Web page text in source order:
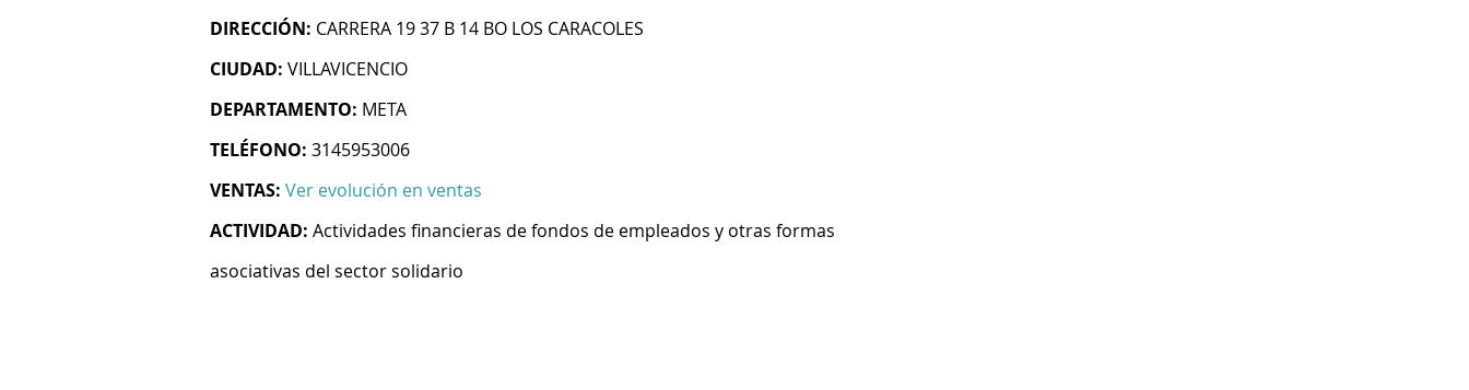
DIRECCIÓN: CARRERA 19 37 B 14 BO LOS CARACOLES
CIUDAD: VILLAVICENCIO
DEPARTAMENTO: META
TELÉFONO: 3145953006
VENTAS: Ver evolución en ventas
ACTIVIDAD: Actividades financieras de fondos de empleados y otras formas
asociativas del sector solidario